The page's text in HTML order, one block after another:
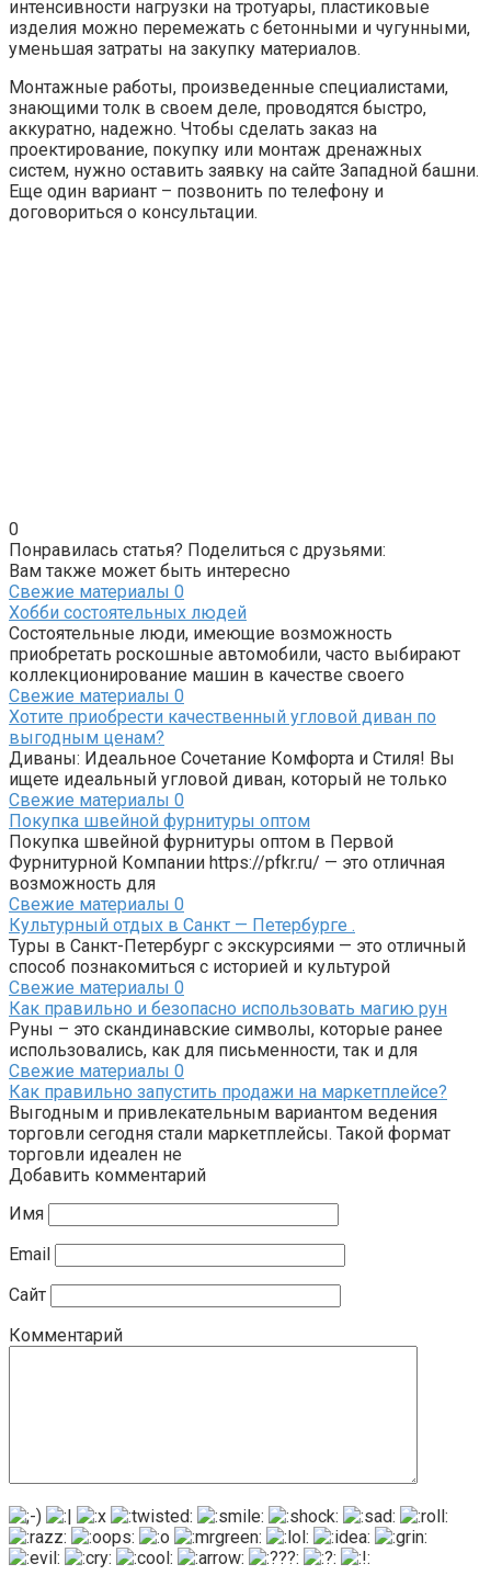
интенсивности нагрузки на тротуары, пластиковые
изделия можно перемежать с бетонными и чугунными,
уменьшая затраты на закупку материалов.
Монтажные работы, произведенные специалистами,
знающими толк в своем деле, проводятся быстро,
аккуратно, надежно. Чтобы сделать заказ на
проектирование, покупку или монтаж дренажных
систем, нужно оставить заявку на сайте Западной башни.
Еще один вариант – позвонить по телефону и
договориться о консультации.
0
Понравилась статья? Поделиться с друзьями:
Вам также может быть интересно
Свежие материалы 0
Хобби состоятельных людей
Состоятельные люди, имеющие возможность
приобретать роскошные автомобили, часто выбирают
коллекционирование машин в качестве своего
Свежие материалы 0
Хотите приобрести качественный угловой диван по
выгодным ценам?
Диваны: Идеальное Сочетание Комфорта и Стиля! Вы
ищете идеальный угловой диван, который не только
Свежие материалы 0
Покупка швейной фурнитуры оптом
Покупка швейной фурнитуры оптом в Первой
Фурнитурной Компании https://pfkr.ru/ — это отличная
возможность для
Свежие материалы 0
Культурный отдых в Санкт — Петербурге .
Туры в Санкт-Петербург с экскурсиями — это отличный
способ познакомиться с историей и культурой
Свежие материалы 0
Как правильно и безопасно использовать магию рун
Руны – это скандинавские символы, которые ранее
использовались, как для письменности, так и для
Свежие материалы 0
Как правильно запустить продажи на маркетплейсе?
Выгодным и привлекательным вариантом ведения
торговли сегодня стали маркетплейсы. Такой формат
торговли идеален не
Добавить комментарий
Имя
Email
Сайт
Комментарий